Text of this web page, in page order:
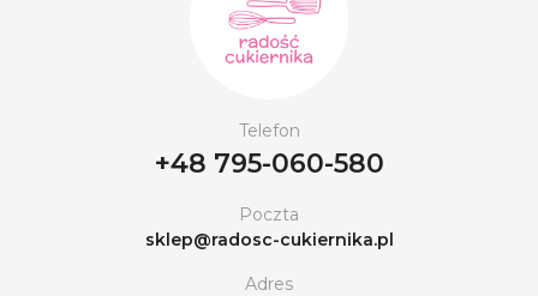
Telefon
+48 795-060-580
Poczta
sklep@radosc-cukiernika.pl
Adres